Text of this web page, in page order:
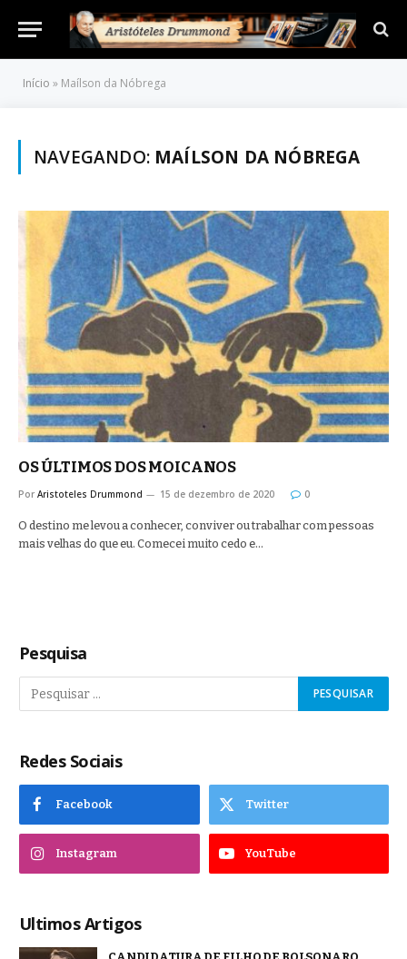
Início » Maílson da Nóbrega
NAVEGANDO: MAÍLSON DA NÓBREGA
OS ÚLTIMOS DOS MOICANOS
Por Aristoteles Drummond 15 de dezembro de 2020 0
O destino me levou a conhecer, conviver ou trabalhar com pessoas
mais velhas do que eu. Comecei muito cedo e…
Pesquisa
Redes Sociais
Facebook Twitter
Instagram YouTube
Ultimos Artigos